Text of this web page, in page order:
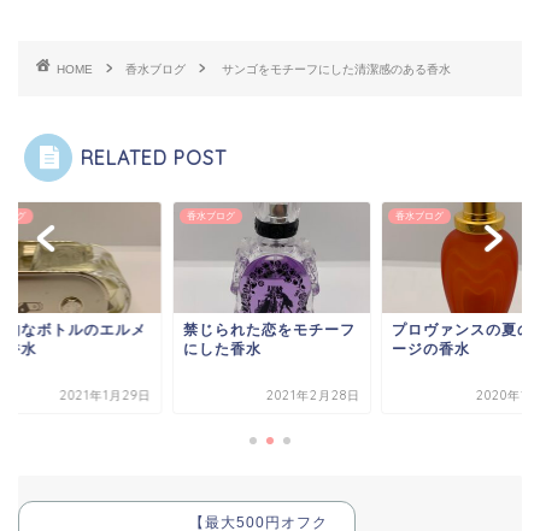
HOME 香水ブログ サンゴをモチーフにした清潔感のある香水
RELATED POST
ログ
的なボトルのエルメ
香水
2021年1月29日
香水ブログ
禁じられた恋をモチーフ
にした香水
2021年2月28日
香水ブログ
プロヴァンスの夏の
ージの香水
2020年12
【最大500円オフク